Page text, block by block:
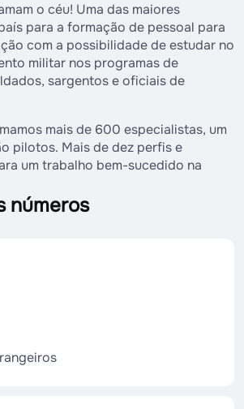
o céu! Uma das maiores
para a formação de pessoal para
com a possibilidade de estudar no
militar nos programas de
sargentos e oficiais de
mais de 600 especialistas, um
pilotos. Mais de dez perfis e
um trabalho bem-sucedido na
números